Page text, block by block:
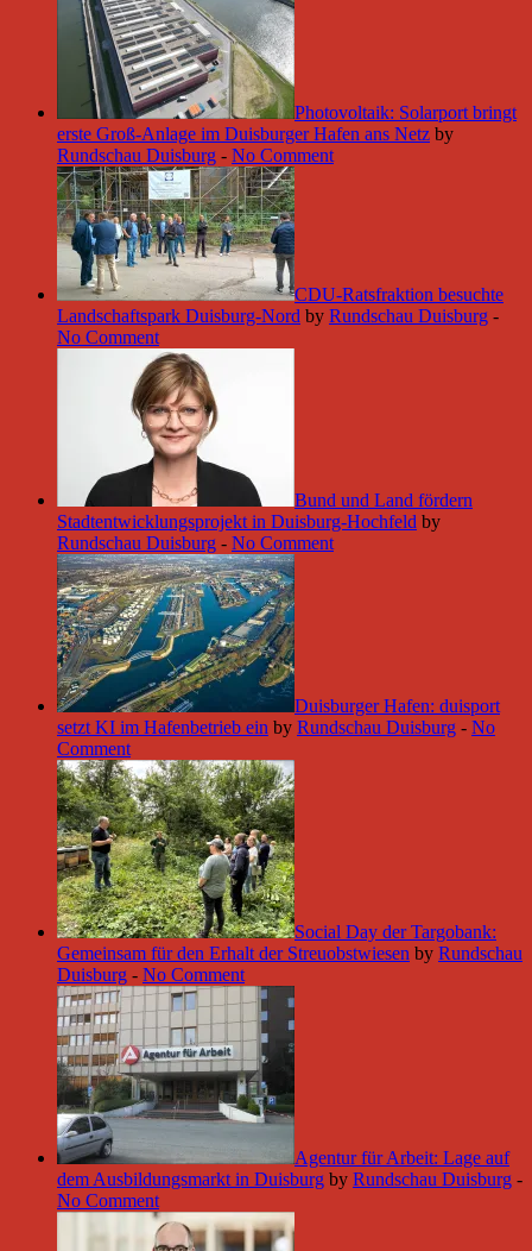
Photovoltaik: Solarport bringt
erste Groß-Anlage im Duisburger Hafen ans Netz by
Rundschau Duisburg - No Comment
CDU-Ratsfraktion besuchte
Landschaftspark Duisburg-Nord by Rundschau Duisburg -
No Comment
Bund und Land fördern
Stadtentwicklungsprojekt in Duisburg-Hochfeld by
Rundschau Duisburg - No Comment
Duisburger Hafen: duisport
setzt KI im Hafenbetrieb ein by Rundschau Duisburg - No
Comment
Social Day der Targobank:
Gemeinsam für den Erhalt der Streuobstwiesen by Rundschau
Duisburg - No Comment
Agentur für Arbeit: Lage auf
dem Ausbildungsmarkt in Duisburg by Rundschau Duisburg -
No Comment